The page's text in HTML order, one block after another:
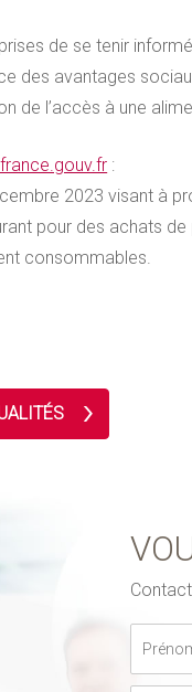
de se tenir
des avantages
de l’accès à une
:
2023 visant à
pour des achats de
consommables.